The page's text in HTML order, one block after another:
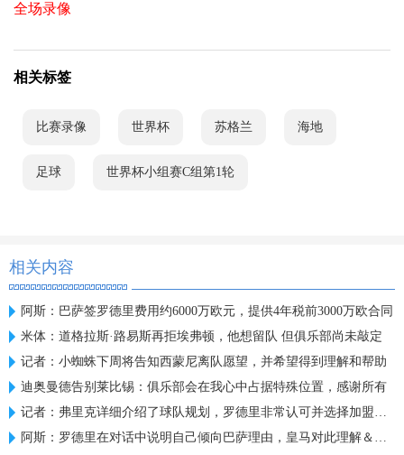
全场录像
相关标签
比赛录像 世界杯 苏格兰 海地
足球 世界杯小组赛C组第1轮
相关内容
阿斯：巴萨签罗德里费用约6000万欧元，提供4年税前3000万欧合同
米体：道格拉斯·路易斯再拒埃弗顿，他想留队 但俱乐部尚未敲定
记者：小蜘蛛下周将告知西蒙尼离队愿望，并希望得到理解和帮助
迪奥曼德告别莱比锡：俱乐部会在我心中占据特殊位置，感谢所有
记者：弗里克详细介绍了球队规划，罗德里非常认可并选择加盟巴萨
阿斯：罗德里在对话中说明自己倾向巴萨理由，皇马对此理解＆祝好